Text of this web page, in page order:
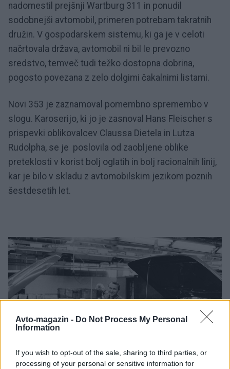
Avto-magazin - Do Not Process My Personal
Information
If you wish to opt-out of the sale, sharing to third parties, or
processing of your personal or sensitive information for
nadomestil prejšnji Wartburg 311 in ponudil
sodobnejši avtomobil, primeren potrebam takratnih
družin. V gospodarskem sistemu, ki ga je v celoti
načrtovala država, avtomobil ni bil le prevozno
sredstvo, temveč tudi težko dostopna dobrina,
pogosto povezana z zelo dolgimi čakalnimi listami.
Novi 353 je zaznamoval pomembno spremembo v
slogu. Karoserijo, ki jo je zasnoval Hans Fleischer s
prispevki oblikovalcev Claussa Dietela in Lutza
Rudolpha, se je poslovila od zaobljene oblike
preteklosti v korist bolj oglatih in bolj racionalnih linij,
kar je bilo v skladu z avtomobilskim jezikom poznih
šestdesetih let.
5 / 7